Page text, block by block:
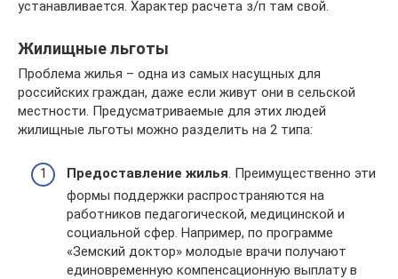
устанавливается. Характер расчета з/п там свой.
Жилищные льготы
Проблема жилья – одна из самых насущных для
российских граждан, даже если живут они в сельской
местности. Предусматриваемые для этих людей
жилищные льготы можно разделить на 2 типа:
Предоставление жилья . Преимущественно эти
формы поддержки распространяются на
работников педагогической, медицинской и
социальной сфер. Например, по программе
«Земский доктор» молодые врачи получают
единовременную компенсационную выплату в